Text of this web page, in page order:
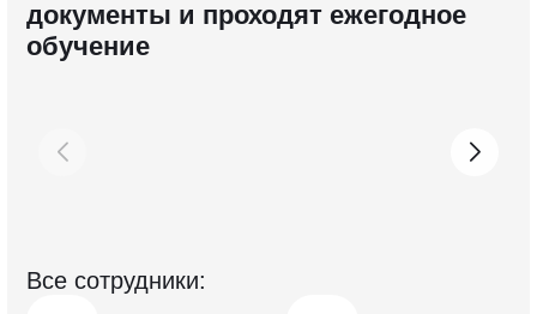
документы и проходят ежегодное
обучение
Все с отрудники: